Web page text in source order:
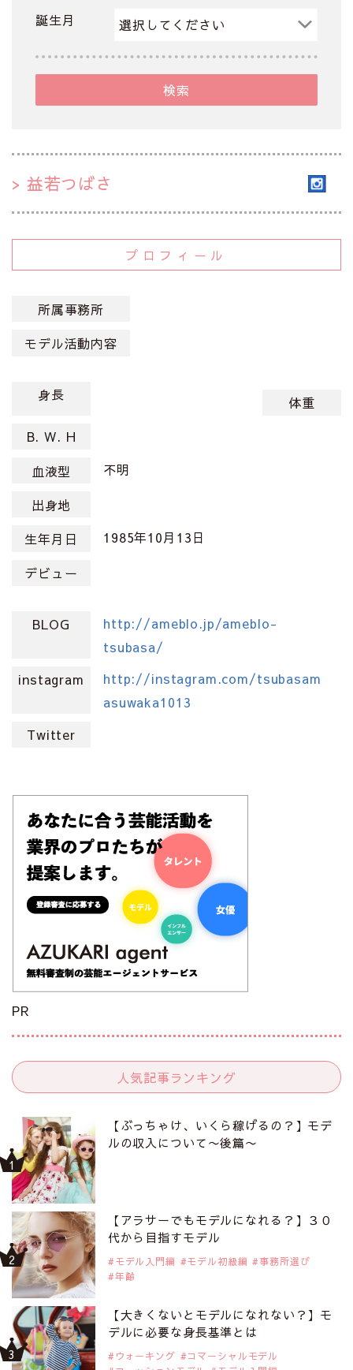
誕生月
検索
益若つばさ
プロフィール
所属事務所
モデル活動内容
身長
体重
B. W. H
血液型
不明
出身地
生年月日
1985年10月13日
デビュー
BLOG
http://ameblo.jp/ameblo-
tsubasa/
instagram
http://instagram.com/tsubasam
asuwaka1013
Twitter
PR
人気記事ランキング
【ぶっちゃけ、いくら稼げるの？】モデ
ルの収入について〜後篇〜
【アラサーでもモデルになれる？】３０
代から目指すモデル
モデル入門編 モデル初級編
事務所選び
年齢
【大きくないとモデルになれない？】モ
デルに必要な身長基準とは
ウォーキング
コマーシャルモデル